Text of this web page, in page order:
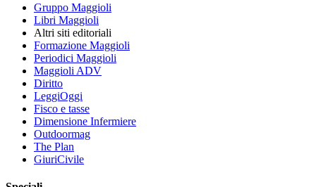
Gruppo Maggioli
Libri Maggioli
Altri siti editoriali
Formazione Maggioli
Periodici Maggioli
Maggioli ADV
Diritto
LeggiOggi
Fisco e tasse
Dimensione Infermiere
Outdoormag
The Plan
GiuriCivile